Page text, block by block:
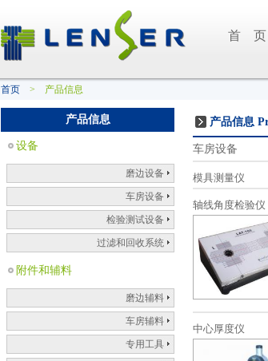
首 页
首页 > 产品信息
产品信息
设备
磨边设备
车房设备
检验测试设备
过滤和回收系统
附件和辅料
磨边辅料
车房辅料
专用工具
产品信息
车房设备
模具测量仪
轴线角度检验仪
中心厚度仪